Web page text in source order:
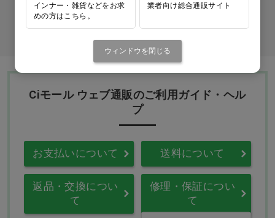
商品コード入力でクイックオーダー
Ciモール ウェブ通販のご利用ガイド・ヘル
プ
お支払いについて 送料について
返品・交換につい
て
修理・保証につい
て
インナー・雑貨などをお求
めの方はこちら。
業者向け総合通販サイト
ウィンドウを閉じる